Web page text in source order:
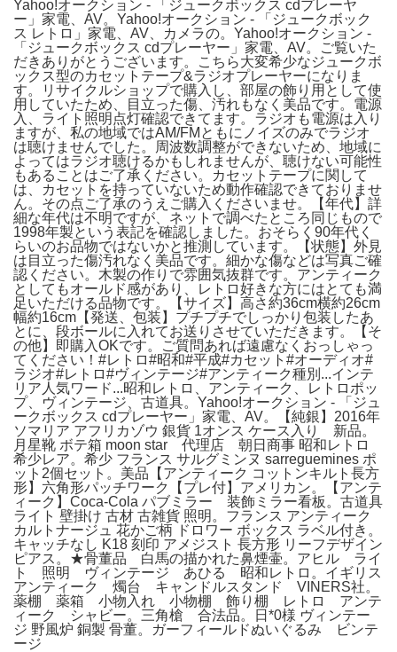
Yahoo!オークション - 「ジュークボックス cdプレーヤ
ー」家電、AV。Yahoo!オークション - 「ジュークボック
ス レトロ」家電、AV、カメラの。Yahoo!オークション -
「ジュークボックス cdプレーヤー」家電、AV。ご覧いた
だきありがとうございます。こちら大変希少なジュークボ
ックス型のカセットテープ&ラジオプレーヤーになりま
す。リサイクルショップで購入し、部屋の飾り用として使
用していたため、目立った傷、汚れもなく美品です。電源
入、ライト照明点灯確認できてます。ラジオも電源は入り
ますが、私の地域ではAM/FMともにノイズのみでラジオ
は聴けませんでした。周波数調整ができないため、地域に
よってはラジオ聴けるかもしれませんが、聴けない可能性
もあることはご了承ください。カセットテープに関して
は、カセットを持っていないため動作確認できておりませ
ん。その点ご了承のうえご購入くださいませ。【年代】詳
細な年代は不明ですが、ネットで調べたところ同じもので
1998年製という表記を確認しました。おそらく90年代く
らいのお品物ではないかと推測しています。【状態】外見
は目立った傷汚れなく美品です。細かな傷などは写真ご確
認ください。木製の作りで雰囲気抜群です。アンティーク
としてもオールド感があり、レトロ好きな方にはとても満
足いただける品物です。【サイズ】高さ約36cm横約26cm
幅約16cm【発送、包装】プチプチでしっかり包装したあ
とに、段ボールに入れてお送りさせていただきます。【そ
の他】即購入OKです。ご質問あれば遠慮なくおっしゃっ
てください！#レトロ#昭和#平成#カセット#オーディオ#
ラジオ#レトロ#ヴィンテージ#アンティーク種別...インテ
リア人気ワード...昭和レトロ、アンティーク、レトロポッ
プ、ヴィンテージ、古道具。Yahoo!オークション - 「ジュ
ークボックス cdプレーヤー」家電、AV。【純銀】2016年
ソマリア アフリカゾウ 銀貨 1オンス ケース入り 新品。
月星靴 ボテ箱 moon star 代理店 朝日商事 昭和レトロ
希少レア。希少 フランス サルグミンヌ sarreguemines ポ
ット2個セット。美品【アンティーク コットンキルト長方
形】六角形パッチワーク【プレ付】アメリカン。【アンテ
ィーク】Coca-Cola パブミラー 装飾ミラー看板。古道具
ライト 壁掛け 古材 古雑貨 照明。フランス アンティーク
カルトナージュ 花かご柄 ドロワー ボックス ラベル付き。
キャッチなし K18 刻印 アメジスト 長方形 リーフデザイン
ピアス。★骨董品 白馬の描かれた鼻煙壷。アヒル ライ
ト 照明 ヴィンテージ あひる 昭和レトロ。イギリス
アンティーク 燭台 キャンドルスタンド VINERS社。
薬棚 薬箱 小物入れ 小物棚 飾り棚 レトロ アンテ
ィーク シャビー。三角槍 合法品。日*0様 ヴィンテー
ジ 野風炉 銅製 骨董。ガーフィールドぬいぐるみ ビンテ
ージ